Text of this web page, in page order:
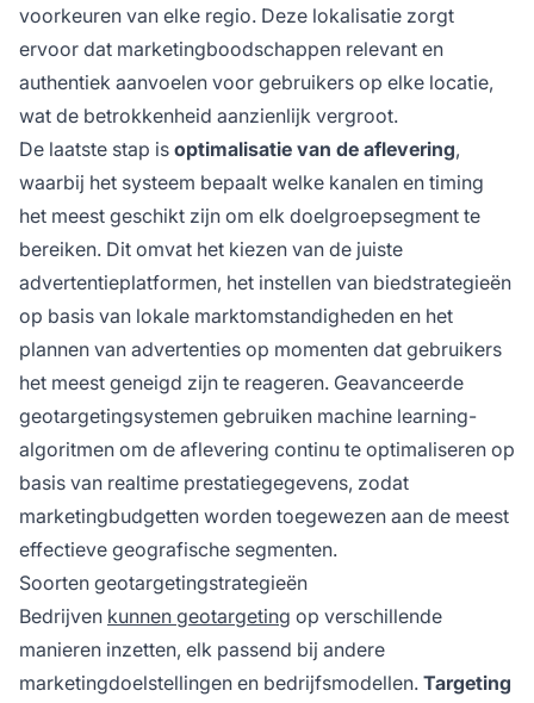
voorkeuren van elke regio. Deze lokalisatie zorgt
ervoor dat marketingboodschappen relevant en
authentiek aanvoelen voor gebruikers op elke locatie,
wat de betrokkenheid aanzienlijk vergroot.
De laatste stap is optimalisatie van de aflevering,
waarbij het systeem bepaalt welke kanalen en timing
het meest geschikt zijn om elk doelgroepsegment te
bereiken. Dit omvat het kiezen van de juiste
advertentieplatformen, het instellen van biedstrategieën
op basis van lokale marktomstandigheden en het
plannen van advertenties op momenten dat gebruikers
het meest geneigd zijn te reageren. Geavanceerde
geotargetingsystemen gebruiken machine learning-
algoritmen om de aflevering continu te optimaliseren op
basis van realtime prestatiegegevens, zodat
marketingbudgetten worden toegewezen aan de meest
effectieve geografische segmenten.
Soorten geotargetingstrategieën
Bedrijven kunnen geotargeting op verschillende
manieren inzetten, elk passend bij andere
marketingdoelstellingen en bedrijfsmodellen. Targeting